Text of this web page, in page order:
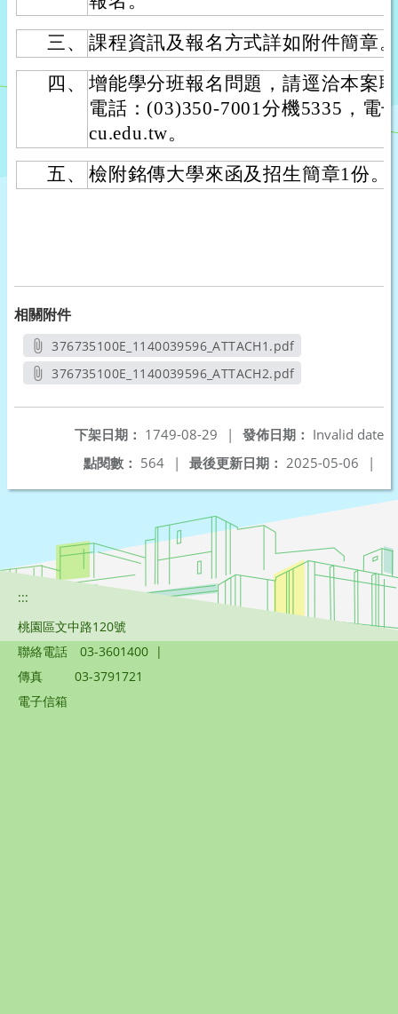
三、
課程資訊及報名方式詳如附件簡章。
四、
增能學分班報名問題，請逕洽本案
電話：(03)350-7001分機5335，電
cu.edu.tw。
五、
檢附銘傳大學來函及招生簡章1份。
相關附件
376735100E_1140039596_ATTACH1.pdf
另開新視窗
376735100E_1140039596_ATTACH2.pdf
發佈日期： Invalid date
下架日期： 1749-08-29
|
最後更新日期： 2025-05-06 |
點閱數： 564 |
:::
桃園區文中路120號
聯絡電話
03-3601400 |
傳真
03-3791721
電子信箱